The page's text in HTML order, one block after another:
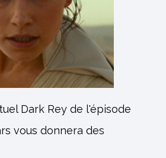
Dark Rey de l'épisode
vous donnera des